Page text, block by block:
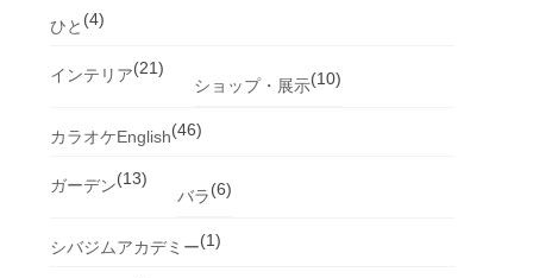
ひと (4)
インテリア(21)
ショップ・展示(10)
カラオケEnglish(46)
ガーデン(13)
バラ(6)
シバジムアカデミー(1)